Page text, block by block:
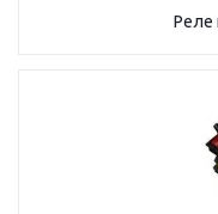
Реле